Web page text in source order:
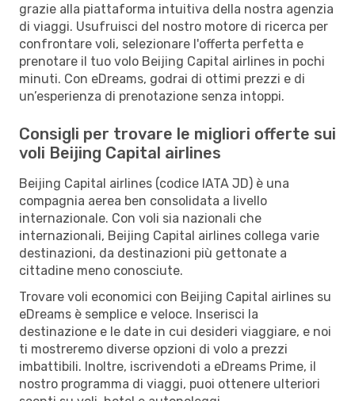
grazie alla piattaforma intuitiva della nostra agenzia
di viaggi. Usufruisci del nostro motore di ricerca per
confrontare voli, selezionare l'offerta perfetta e
prenotare il tuo volo Beijing Capital airlines in pochi
minuti. Con eDreams, godrai di ottimi prezzi e di
un’esperienza di prenotazione senza intoppi.
Consigli per trovare le migliori offerte sui
voli Beijing Capital airlines
Beijing Capital airlines (codice IATA JD) è una
compagnia aerea ben consolidata a livello
internazionale. Con voli sia nazionali che
internazionali, Beijing Capital airlines collega varie
destinazioni, da destinazioni più gettonate a
cittadine meno conosciute.
Trovare voli economici con Beijing Capital airlines su
eDreams è semplice e veloce. Inserisci la
destinazione e le date in cui desideri viaggiare, e noi
ti mostreremo diverse opzioni di volo a prezzi
imbattibili. Inoltre, iscrivendoti a eDreams Prime, il
nostro programma di viaggi, puoi ottenere ulteriori